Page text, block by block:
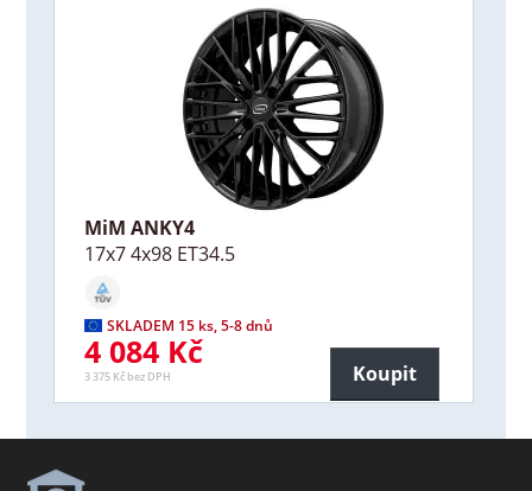
MiM ANKY4
17x7 4x98 ET34.5
SKLADEM 15 ks, 5-8 dnů
4 084 Kč
3 375 Kč bez DPH Koupit